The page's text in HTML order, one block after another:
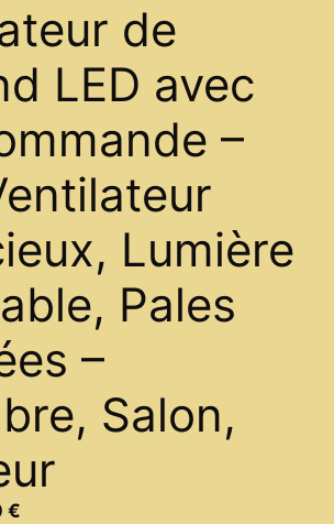
de
LED avec
–
Lumière
Pales
–
Salon,
€